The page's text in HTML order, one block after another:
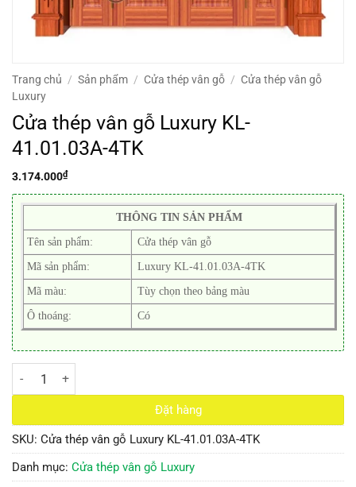
Trang chủ / Sản phẩm / Cửa thép vân gỗ / Cửa thép vân gỗ
Luxury
Cửa thép vân gỗ Luxury KL-
41.01.03A-4TK
3.174.000₫
THÔNG TIN SẢN PHẨM
Tên sản phẩm: Cửa thép vân gỗ
Mã sản phẩm: Luxury KL-41.01.03A-4TK
Mã màu: Tùy chọn theo bảng màu
Ô thoáng: Có
Cửa thép vân gỗ Luxury KL-41.01.03A-4TK số lượng
Đặt hàng
SKU: Cửa thép vân gỗ Luxury KL-41.01.03A-4TK
Danh mục: Cửa thép vân gỗ Luxury